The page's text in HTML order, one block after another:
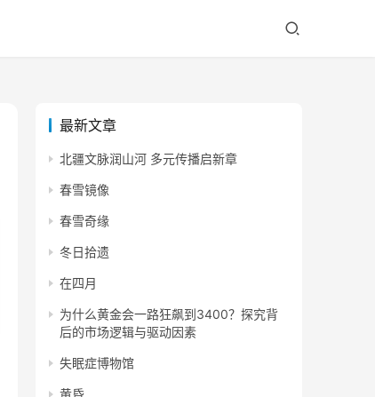
最新文章
北疆文脉润山河 多元传播启新章
春雪镜像
春雪奇缘
冬日拾遗
在四月
为什么黄金会一路狂飙到3400？探究背
后的市场逻辑与驱动因素
失眠症博物馆